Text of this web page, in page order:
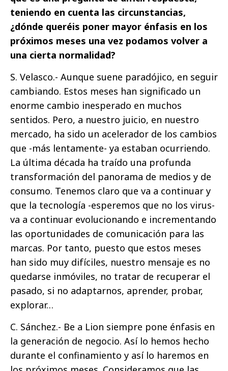
teniendo en cuenta las circunstancias,
¿dónde queréis poner mayor énfasis en los
próximos meses una vez podamos volver a
una cierta normalidad?
S. Velasco.- Aunque suene paradójico, en seguir
cambiando. Estos meses han significado un
enorme cambio inesperado en muchos
sentidos. Pero, a nuestro juicio, en nuestro
mercado, ha sido un acelerador de los cambios
que -más lentamente- ya estaban ocurriendo.
La última década ha traído una profunda
transformación del panorama de medios y de
consumo. Tenemos claro que va a continuar y
que la tecnología -esperemos que no los virus-
va a continuar evolucionando e incrementando
las oportunidades de comunicación para las
marcas. Por tanto, puesto que estos meses
han sido muy difíciles, nuestro mensaje es no
quedarse inmóviles, no tratar de recuperar el
pasado, si no adaptarnos, aprender, probar,
explorar…
C. Sánchez.- Be a Lion siempre pone énfasis en
la generación de negocio. Así lo hemos hecho
durante el confinamiento y así lo haremos en